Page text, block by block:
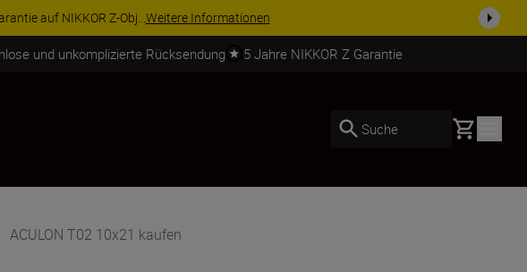
ZUBEHÖR IM ANGEBOT | Sparen Sie 15 % auf ausgewähltes
und unkomplizierte Rücksendung 5 Jahre NIKKOR Z Garantie
Suche Basket
ACULON T02 10x21 kaufen